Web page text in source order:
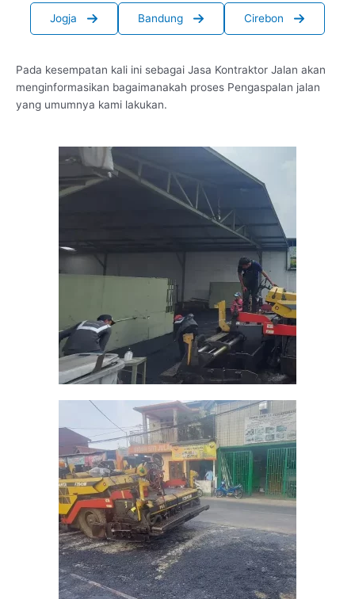
Jogja Bandung Cirebon
Pada kesempatan kali ini sebagai Jasa Kontraktor Jalan akan
menginformasikan bagaimanakah proses Pengaspalan jalan
yang umumnya kami lakukan.